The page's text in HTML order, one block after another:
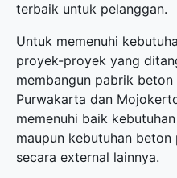
terbaik untuk pelanggan.
Untuk memenuhi
proyek-proyek yang
membangun pabrik
Purwakarta dan
memenuhi baik
maupun kebutuhan
secara external lainnya.